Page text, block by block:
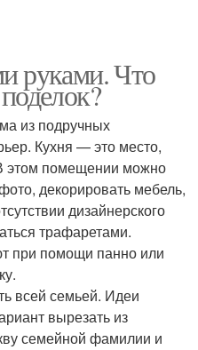
руками. Что
из подручных
Кухня — это место,
помещении можно
декорировать мебель,
дизайнерского
трафаретами.
при помощи панно или
всей семьей. Идеи
вырезать из
семейной фамилии и